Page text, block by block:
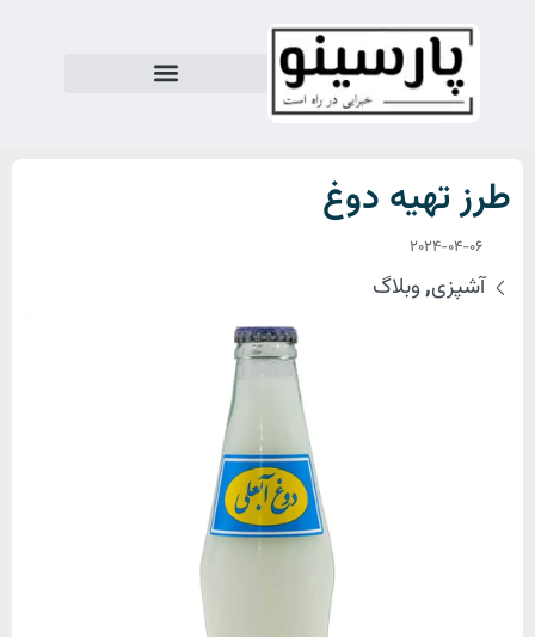
طرز تهیه دوغ
2024-04-06
آشپزی,وبلاگ